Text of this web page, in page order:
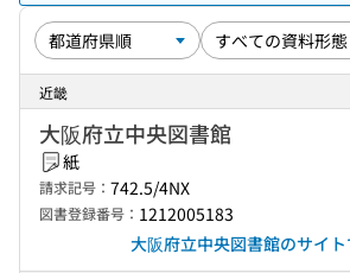
近畿
大阪府立中央図書館
紙
請求記号： 742.5/4NX
図書登録番号： 1212005183
大阪府立中央図書館のサイ